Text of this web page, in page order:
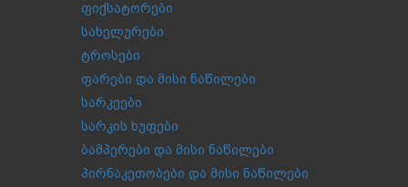
ფიქსატორები
სახელურები
ტროსები
ფარები და მისი ნაწილები
სარკეები
სარკის ხუფები
ბამპერები და მისი ნაწილები
პირნაკეთობები და მისი ნაწილები